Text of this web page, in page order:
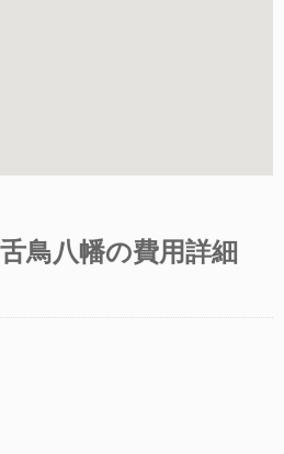
鳥八幡の費用詳細